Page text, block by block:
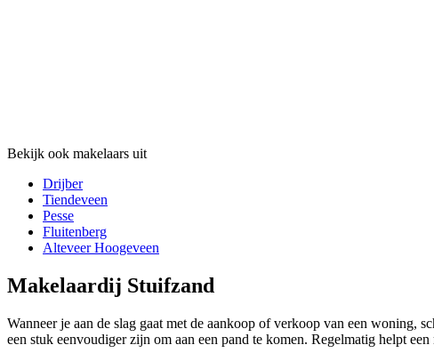
Bekijk ook makelaars uit
Drijber
Tiendeveen
Pesse
Fluitenberg
Alteveer Hoogeveen
Makelaardij Stuifzand
Wanneer je aan de slag gaat met de aankoop of verkoop van een woning,
een stuk eenvoudiger zijn om aan een pand te komen. Regelmatig helpt